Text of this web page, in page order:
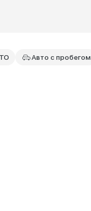
Авто с пробегом